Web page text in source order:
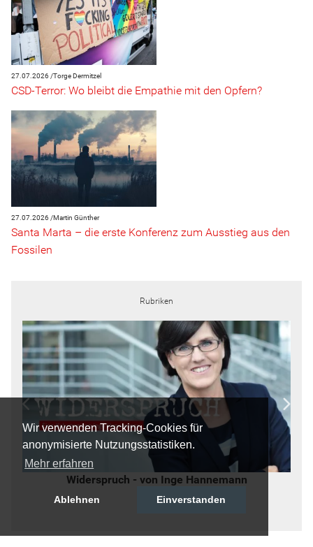
Wir verwenden Tracking-Cookies für
anonymisierte Nutzungsstatistiken.
Mehr erfahren
Ablehnen Einverstanden
27.07.2026 /Torge Dermitzel
CSD-Terror: Wo bleibt die Empathie mit den Opfern?
27.07.2026 /Martin Günther
Santa Marta – die erste Konferenz zum Ausstieg aus den
Fossilen
Rubriken
Widerspruch - von Inge Hannemann